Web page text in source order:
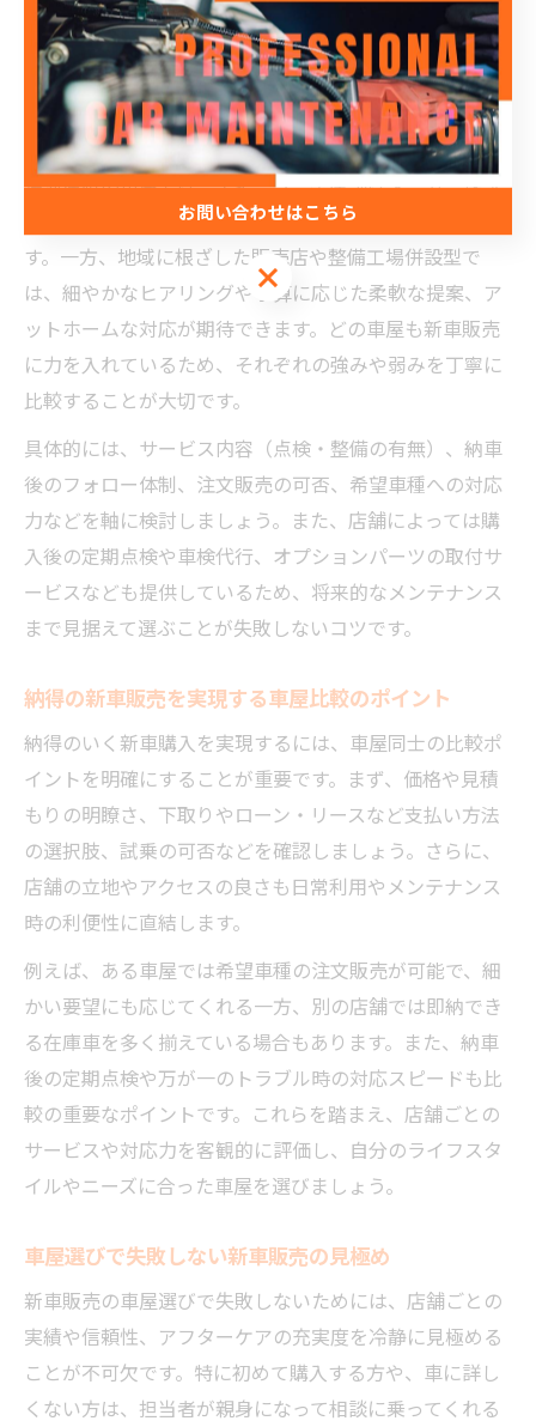
ためにも、複数の店舗の対応を体験し、納得できるまで
比較検討しましょう。
車屋ごとの新車販売サービスを丁寧に検討
湯河原町の車屋では、ディーラー型店舗はメーカー保証
や最新モデルの展示、手厚いアフターサービスが特徴で
す。一方、地域に根ざした販売店や整備工場併設型で
は、細やかなヒアリングや予算に応じた柔軟な提案、ア
ットホームな対応が期待できます。どの車屋も新車販売
に力を入れているため、それぞれの強みや弱みを丁寧に
比較することが大切です。
具体的には、サービス内容（点検・整備の有無）、納車
後のフォロー体制、注文販売の可否、希望車種への対応
力などを軸に検討しましょう。また、店舗によっては購
入後の定期点検や車検代行、オプションパーツの取付サ
ービスなども提供しているため、将来的なメンテナンス
まで見据えて選ぶことが失敗しないコツです。
納得の新車販売を実現する車屋比較のポイント
納得のいく新車購入を実現するには、車屋同士の比較ポ
イントを明確にすることが重要です。まず、価格や見積
もりの明瞭さ、下取りやローン・リースなど支払い方法
の選択肢、試乗の可否などを確認しましょう。さらに、
店舗の立地やアクセスの良さも日常利用やメンテナンス
時の利便性に直結します。
例えば、ある車屋では希望車種の注文販売が可能で、細
かい要望にも応じてくれる一方、別の店舗では即納でき
る在庫車を多く揃えている場合もあります。また、納車
後の定期点検や万が一のトラブル時の対応スピードも比
較の重要なポイントです。これらを踏まえ、店舗ごとの
サービスや対応力を客観的に評価し、自分のライフスタ
イルやニーズに合った車屋を選びましょう。
車屋選びで失敗しない新車販売の見極め
新車販売の車屋選びで失敗しないためには、店舗ごとの
実績や信頼性、アフターケアの充実度を冷静に見極める
ことが不可欠です。特に初めて購入する方や、車に詳し
くない方は、担当者が親身になって相談に乗ってくれる
お問い合わせはこちら
お問い合わせはこちら